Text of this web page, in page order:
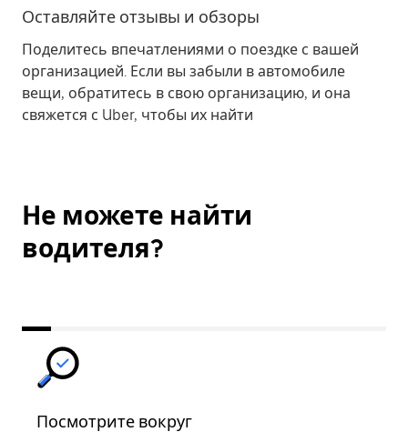
Оставляйте отзывы и обзоры
Поделитесь впечатлениями о поездке с вашей
организацией. Если вы забыли в автомобиле
вещи, обратитесь в свою организацию, и она
свяжется с Uber, чтобы их найти
Не можете найти
водителя?
Посмотрите вокруг